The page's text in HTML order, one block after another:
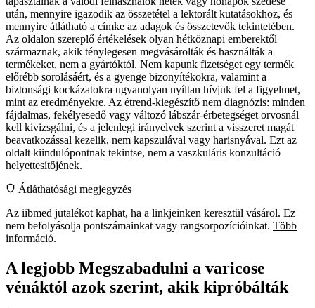
után, mennyire igazodik az összetétel a lektorált kutatásokhoz, és
mennyire átlátható a címke az adagok és összetevők tekintetében.
Az oldalon szereplő értékelések olyan hétköznapi emberektől
származnak, akik ténylegesen megvásárolták és használták a
termékeket, nem a gyártóktól. Nem kapunk fizetséget egy termék
előrébb sorolásáért, és a gyenge bizonyítékokra, valamint a
biztonsági kockázatokra ugyanolyan nyíltan hívjuk fel a figyelmet,
mint az eredményekre. Az étrend-kiegészítő nem diagnózis: minden
fájdalmas, fekélyesedő vagy változó lábszár-érbetegséget orvosnál
kell kivizsgálni, és a jelenlegi irányelvek szerint a visszeret magát
beavatkozással kezelik, nem kapszulával vagy harisnyával. Ezt az
oldalt kiindulópontnak tekintse, nem a vaszkuláris konzultáció
helyettesítőjének.
Átláthatósági megjegyzés
Az iibmed jutalékot kaphat, ha a linkjeinken keresztül vásárol. Ez
nem befolyásolja pontszámainkat vagy rangsorpozícióinkat. Több
információ.
A legjobb Megszabadulni a varicose
vénáktól azok szerint, akik kipróbálták